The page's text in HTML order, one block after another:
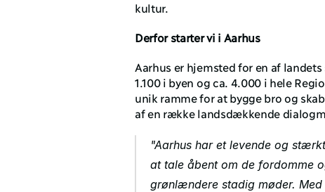
kultur.
Derfor starter vi i Aarhus
Aarhus er hjemsted for en af
1.100 i byen og ca. 4.000 i hele
unik ramme for at bygge bro og
af en række landsdækkende
"Aarhus har et levende og
at tale åbent om de fordomme
grønlændere stadig møder.